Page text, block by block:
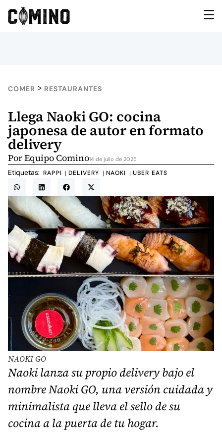
COMER > RESTAURANTES
Llega Naoki GO: cocina
japonesa de autor en formato
delivery
PorEquipo Comino14 de julio de 2025
Etiquetas: RAPPI | DELIVERY | NAOKI | UBER EATS
NAOKI GO
Naoki lanza su propio delivery bajo el
nombre Naoki GO, una versión cuidada y
minimalista que lleva el sello de su
cocina a la puerta de tu hogar.